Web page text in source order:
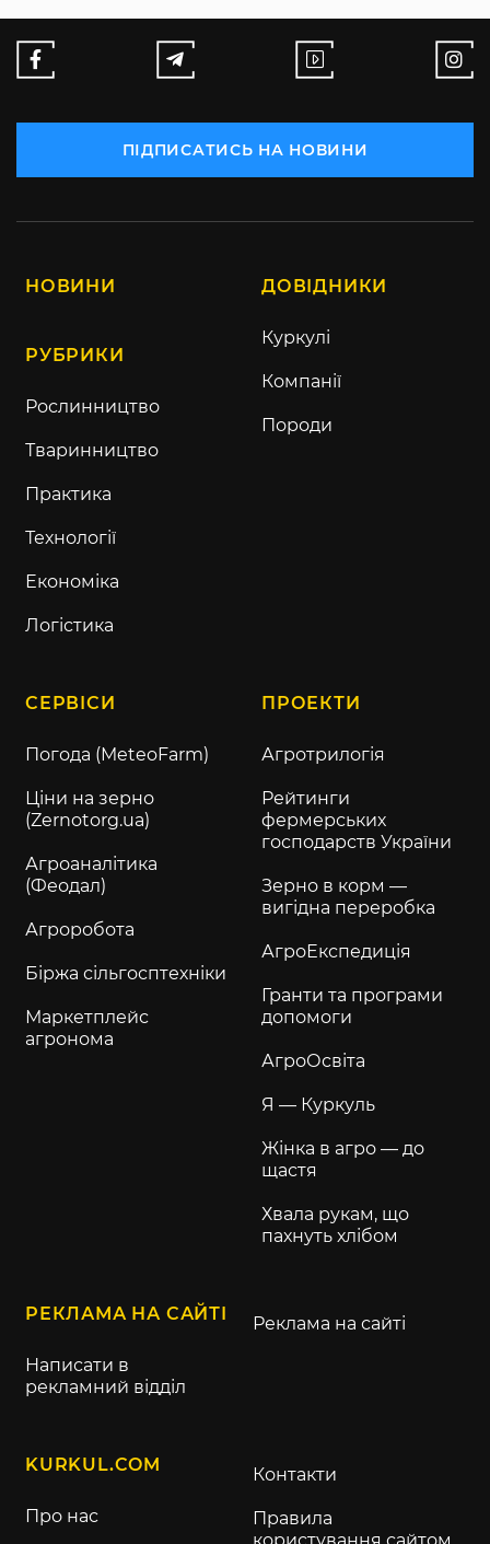
ПІДПИСАТИСЬ НА НОВИНИ
НОВИНИ
РУБРИКИ
Рослинництво
Тваринництво
Практика
Технології
Економіка
Логістика
ДОВІДНИКИ
Куркулі
Компанії
Породи
СЕРВІСИ
Погода (MeteoFarm)
Ціни на зерно
(Zernotorg.ua)
Агроаналітика
(Феодал)
Агроробота
Біржа сільгосптехніки
Маркетплейс
агронома
ПРОЕКТИ
Агротрилогія
Рейтинги
фермерських
господарств України
Зерно в корм —
вигідна переробка
АгроЕкспедиція
Гранти та програми
допомоги
АгроОсвіта
Я — Куркуль
Жінка в агро — до
щастя
Хвала рукам, що
пахнуть хлібом
РЕКЛАМА НА САЙТІ
Написати в
рекламний відділ
Реклама на сайті
KURKUL.COM
Про нас
Контакти
Правила